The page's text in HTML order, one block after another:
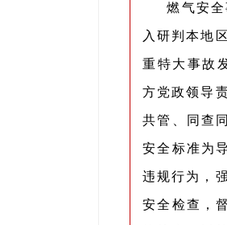
燃气安
入研判本地
重特大事故
方党政领导
共管、同查
安全标准为
违规行为，
安全检查，